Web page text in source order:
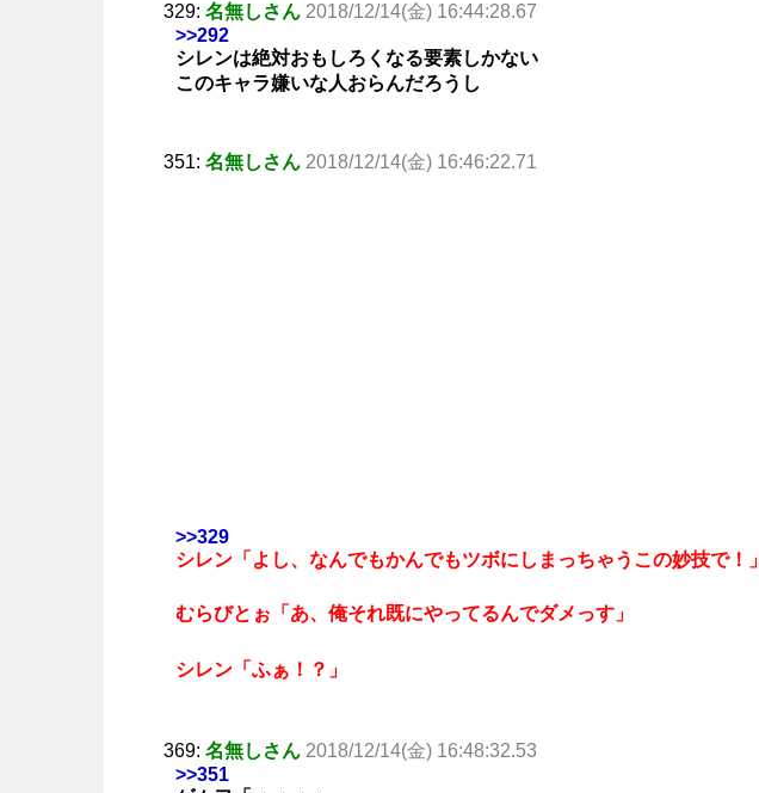
329: 名無しさん 2018/12/14(金) 16:44:28.67
>>292
シレンは絶対おもしろくなる要素しかない
このキャラ嫌いな人おらんだろうし
351: 名無しさん 2018/12/14(金) 16:46:22.71
>>329
シレン「よし、なんでもかんでもツボにしまっちゃうこの妙技で！」
むらびとぉ「あ、俺それ既にやってるんでダメっす」
シレン「ふぁ！？」
369: 名無しさん 2018/12/14(金) 16:48:32.53
>>351